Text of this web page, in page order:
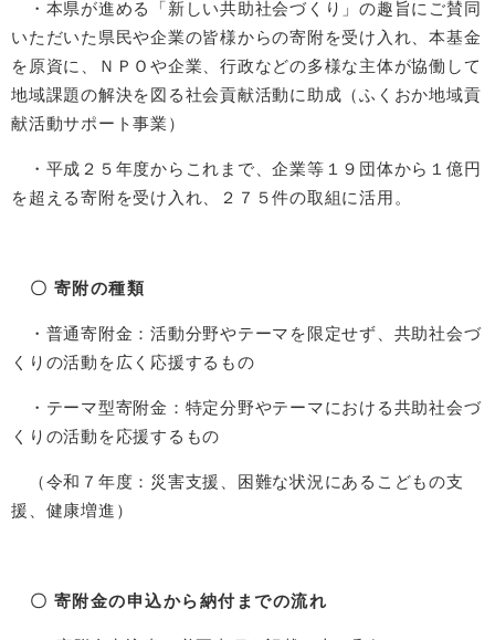
・本県が進める「新しい共助社会づくり」の趣旨にご賛同
いただいた県民や企業の皆様からの寄附を受け入れ、本基金
を原資に、ＮＰＯや企業、行政などの多様な主体が協働して
地域課題の解決を図る社会貢献活動に助成（ふくおか地域貢
献活動サポート事業）
・平成２５年度からこれまで、企業等１９団体から１億円
を超える寄附を受け入れ、２７５件の取組に活用。
〇 寄附の種類
・普通寄附金：活動分野やテーマを限定せず、共助社会づ
くりの活動を広く応援するもの
・テーマ型寄附金：特定分野やテーマにおける共助社会づ
くりの活動を応援するもの
（令和７年度：災害支援、困難な状況にあるこどもの支
援、健康増進）
〇 寄附金の申込から納付までの流れ